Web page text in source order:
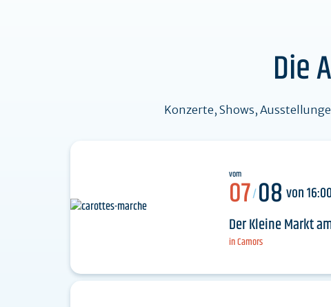
Die
Konzerte, Shows,
vom
07/08 von
Der Kleine Markt
in Camors